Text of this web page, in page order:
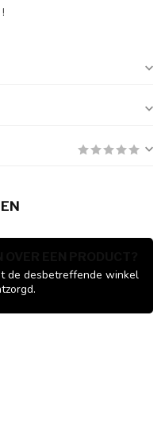
de desbetreffende winkel